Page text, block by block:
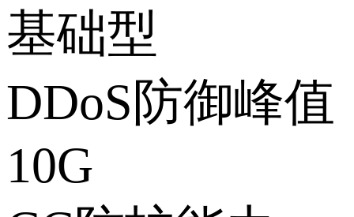
基础型
DDoS防御峰值
10G